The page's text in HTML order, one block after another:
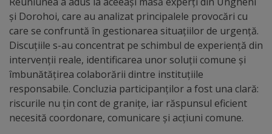
Diplome
de
Excelență
Ungheniul
turistic
și Dorohoi, care au analizat principalele provocări cu
care se confruntă în gestionarea situațiilor de urgență.
Discuțiile s-au concentrat pe schimbul de experiență din
intervenții reale, identificarea unor soluții comune și
îmbunătățirea colaborării dintre instituțiile
responsabile. Concluzia participanților a fost una clară:
riscurile nu țin cont de granițe, iar răspunsul eficient
necesită coordonare, comunicare și acțiuni comune.